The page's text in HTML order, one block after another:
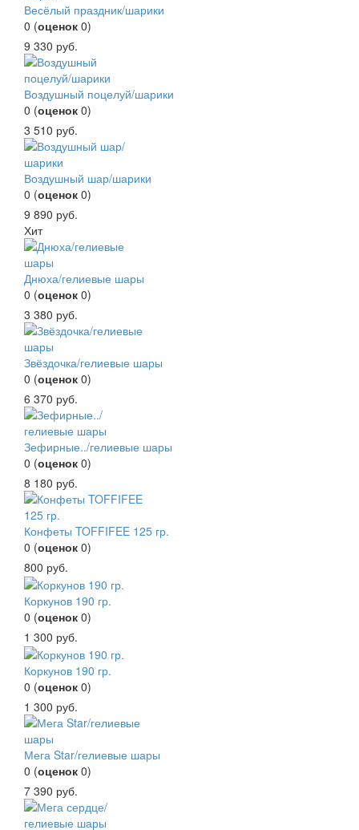
Весёлый праздник/шарики
0 (оценок 0)
9 330 руб.
Воздушный поцелуй/шарики
0 (оценок 0)
3 510 руб.
Воздушный шар/шарики
0 (оценок 0)
9 890 руб.
Хит
Днюха/гелиевые шары
0 (оценок 0)
3 380 руб.
Звёздочка/гелиевые шары
0 (оценок 0)
6 370 руб.
Зефирные../гелиевые шары
0 (оценок 0)
8 180 руб.
Конфеты TOFFIFEE 125 гр.
0 (оценок 0)
800 руб.
Коркунов 190 гр.
0 (оценок 0)
1 300 руб.
Коркунов 190 гр.
0 (оценок 0)
1 300 руб.
Мега Star/гелиевые шары
0 (оценок 0)
7 390 руб.